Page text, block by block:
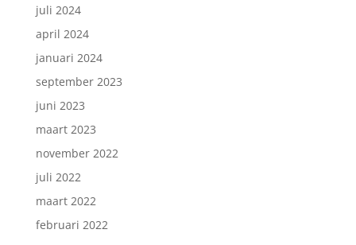
juli 2024
april 2024
januari 2024
september 2023
juni 2023
maart 2023
november 2022
juli 2022
maart 2022
februari 2022